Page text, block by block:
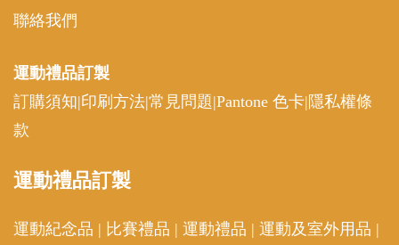
聯絡我們
運動禮品訂製
訂購須知|印刷方法|常見問題|Pantone 色卡| 隱私權條
款
運動禮品訂製
運動紀念品 | 比賽禮品 | 運動禮品 | 運動及室外用品 |